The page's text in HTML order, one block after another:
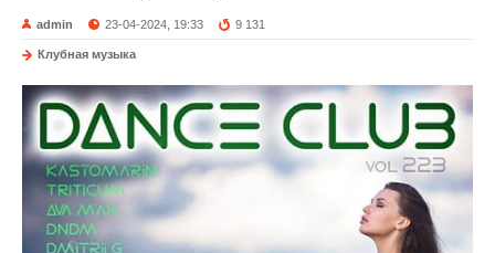
admin 23-04-2024, 19:33 9 131
Клубная музыка